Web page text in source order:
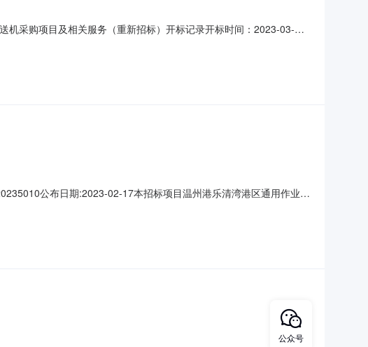
采购项目及相关服务（重新招标）开标记录开标时间：2023-03-
:ThuMar0922:17
公布日期:2023-02-17本招标项目温州港乐清湾港区通用作业区
投标人和其他利害关系人对评标结果有异议的，应当在公示期间先
公众号